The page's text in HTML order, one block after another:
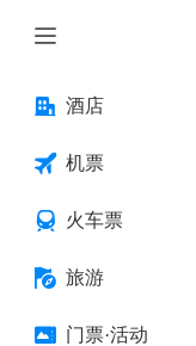
酒店
机票
火车票
旅游
门票·活动